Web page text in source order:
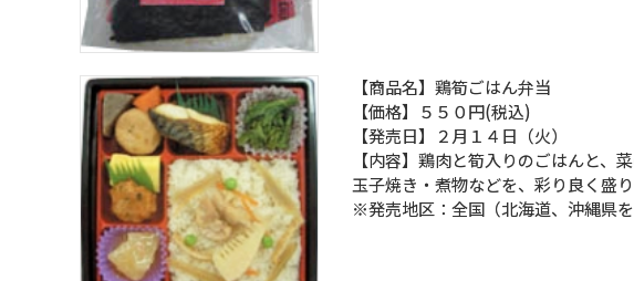
【商品名】鶏筍ごはん弁当
【価格】５５０円(税込)
【発売日】２月１４日（火）
【内容】鶏肉と筍入りのごはんと、
玉子焼き・煮物などを、彩り良く盛り
※発売地区：全国（北海道、沖縄県を